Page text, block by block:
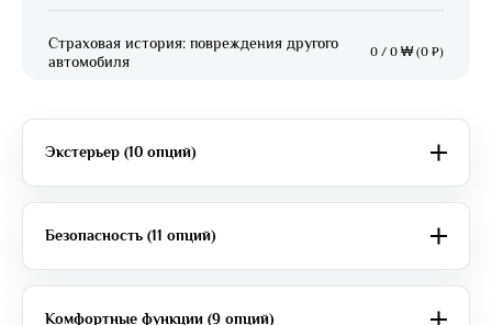
Страховая история: повреждения другого
автомобиля
0 / 0 ₩ (0 ₽)
Экстерьер (10 опций)
Безопасность (11 опций)
Комфортные функции (9 опций)